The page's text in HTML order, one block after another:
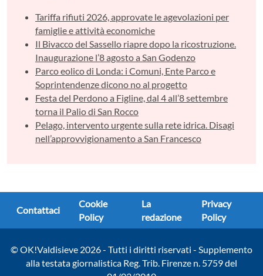
Tariffa rifiuti 2026, approvate le agevolazioni per
famiglie e attività economiche
Il Bivacco del Sassello riapre dopo la ricostruzione.
Inaugurazione l’8 agosto a San Godenzo
Parco eolico di Londa: i Comuni, Ente Parco e
Soprintendenze dicono no al progetto
Festa del Perdono a Figline, dal 4 all’8 settembre
torna il Palio di San Rocco
Pelago, intervento urgente sulla rete idrica. Disagi
nell’approvvigionamento a San Francesco
Contattaci
Cookie
Policy
La
redazione
Privacy
Policy
© OK!Valdisieve 2026 - Tutti i diritti riservati - Supplemento
alla testata giornalistica Reg. Trib. Firenze n. 5759 del